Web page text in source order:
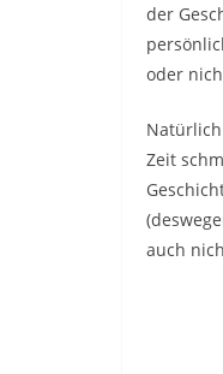
der
oder
Zeit
auch